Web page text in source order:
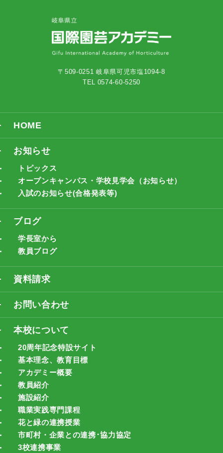
〒509-0251 岐阜県可児市塩1094-8
TEL 0574-60-5250
HOME
お知らせ
トピックス
オープンキャンパス・学校見学会（お知らせ）
入試のお知らせ(合格発表等)
ブログ
学長室から
教員ブログ
資料請求
お問い合わせ
本校について
20周年記念特設サイト
基本理念、教育目標
アカデミー概要
教員紹介
施設紹介
職業実践専門課程
花と緑の連携授業
市町村・企業との連携･協力協定
3校連携事業